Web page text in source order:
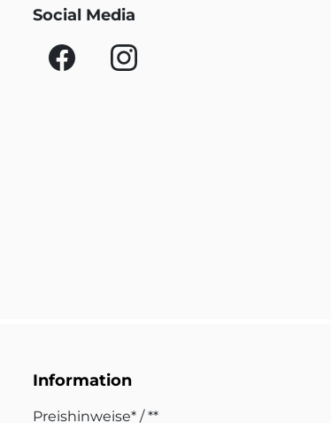
Social Media
Information
Preishinweise* / **